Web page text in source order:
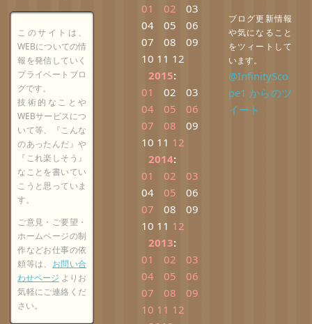
このサイトは、
WEBについての情
報を発信していく
プライベートブロ
グです。
技術的なことや
WEBサービスにつ
いて等、『こんな
のあったんだ』や
『これ楽しそう』
なことを書いてい
こうと思っていま
す。
ご意見・ご要望・
ホームページの制
作などお仕事の依
頼等は、 お問い合
わせページ よりお
気軽にご連絡くだ
さい。
01
02
03
04
05
06
07
08
09
10 11 12
2015:
01
02
03
04
05
06
07
08
09
10 11 12
2014:
01
02
03
04
05
06
07
08
09
10 11 12
2013:
01
02
03
04
05
06
07
08
09
10 11 12
ブログ更新情報
や気になること
をツィートして
います。
@InfinitySco
pe1 からのツ
イート